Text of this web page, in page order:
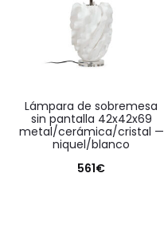
lámpara de sobremesa
sin pantalla 42x42x69
metal/cerámica/cristal —
niquel/blanco
561€